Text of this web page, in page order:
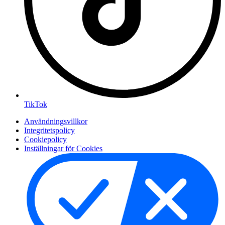
TikTok
Användningsvillkor
Integritetspolicy
Cookiepolicy
Inställningar för Cookies